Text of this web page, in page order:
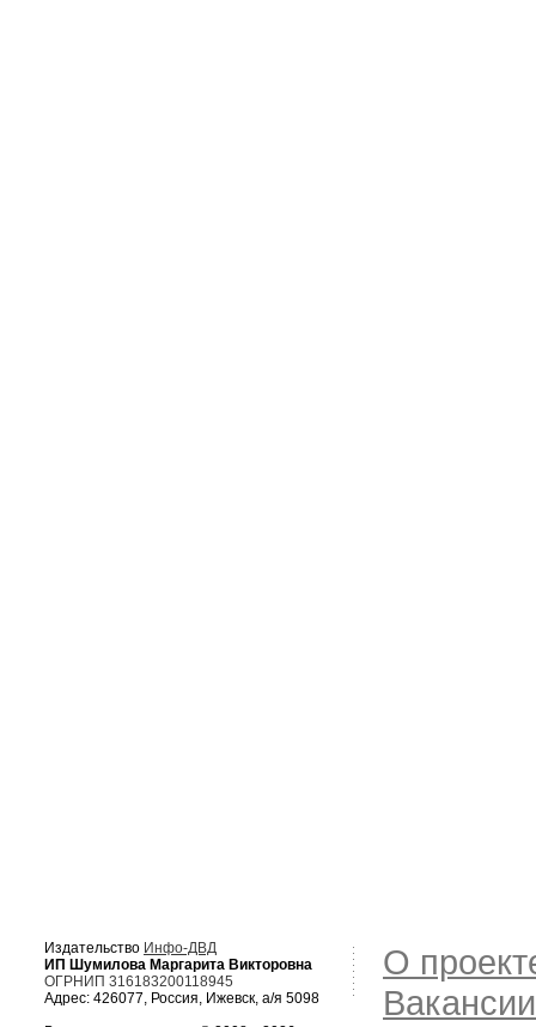
Издательство Инфо-ДВД
ИП Шумилова Маргарита Викторовна
ОГРНИП 316183200118945
Адрес: 426077, Россия, Ижевск, а/я 5098
О
Вакансии